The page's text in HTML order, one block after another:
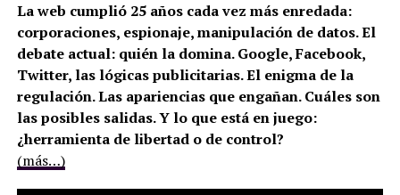
La web cumplió 25 años cada vez más enredada:
corporaciones, espionaje, manipulación de datos. El
debate actual: quién la domina. Google, Facebook,
Twitter, las lógicas publicitarias. El enigma de la
regulación. Las apariencias que engañan. Cuáles son
las posibles salidas. Y lo que está en juego:
¿herramienta de libertad o de control?
(más…)